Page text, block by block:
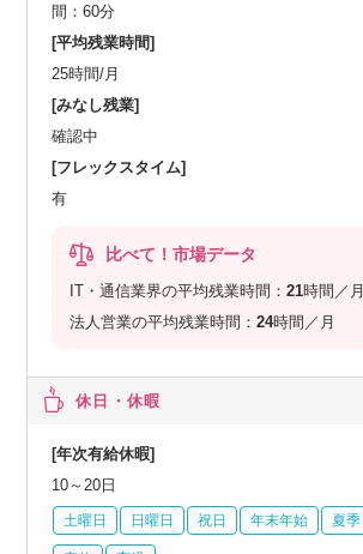
間：60分
[平均残業時間]
25時間/月
[みなし残業]
確認中
[フレックスタイム]
有
比べて！市場データ
IT・通信業界の平均残業時間：21時間／月
法人営業の平均残業時間：24時間／月
休日・休暇
[年次有給休暇]
10～20日
土曜日 日曜日 祝日 年末年始 夏季